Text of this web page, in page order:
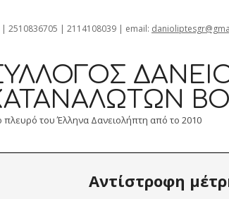
| 2510836705 | 2114108039 | email:
πλευρό του Έλληνα Δανειολήπτη από το 2010
Αντίστροφη